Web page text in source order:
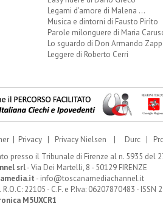
Legami d'amore di Malena ...
Musica e dintorni di Fausto Pirìto
Parole milonguere di Maria
Lo sguardo di Don Armando
Leggere di Roberto Cerri
| Privacy | Privacy Nielsen | Durc |
presso il Tribunale di Firenze al n. 5935 del
srl- Via Dei Martelli, 8 - 50129 FIRENZE
- info@toscanamediachannel.it
22105 - C.F. e P.Iva: 06207870483 - ISSN
M5UXCR1